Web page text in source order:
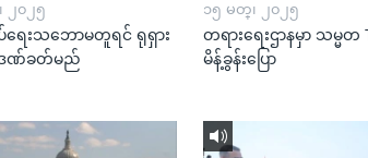
၂၀၂၅
ရေးသဘောမတူရင် ရုရှား
ဒဏ်ခတ်မည်
၁၅ မတ္၊ ၂၀၂၅
တရားရေးဌာနမှာ သမ္မတ
မိန့်ခွန်းပြော